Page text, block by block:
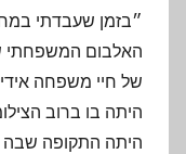
״בזמן שעבדתי
האלבום המשפחתי
של חיי משפחה
היתה בו ברוב
היתה התקופה שבה